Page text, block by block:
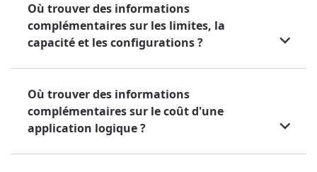
Où trouver des informations
complémentaires sur les limites, la
capacité et les configurations ?
Où trouver des informations
complémentaires sur le coût d'une
application logique ?